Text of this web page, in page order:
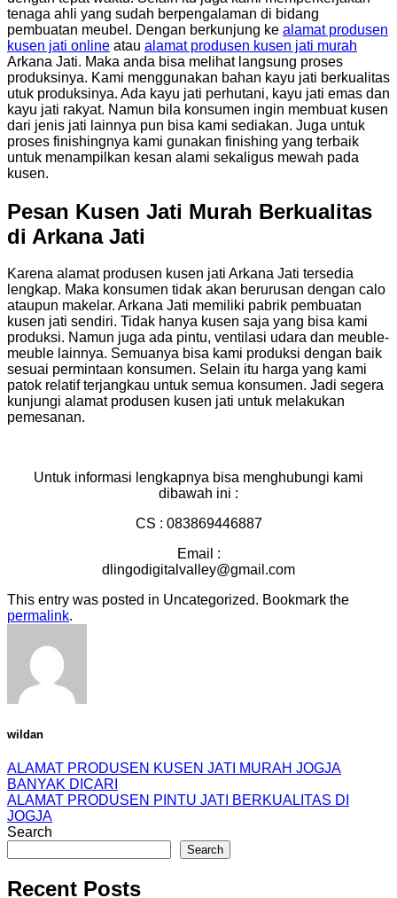
tenaga ahli yang sudah berpengalaman di bidang
pembuatan meubel. Dengan berkunjung ke alamat produsen
kusen jati online atau alamat produsen kusen jati murah
Arkana Jati. Maka anda bisa melihat langsung proses
produksinya. Kami menggunakan bahan kayu jati berkualitas
utuk produksinya. Ada kayu jati perhutani, kayu jati emas dan
kayu jati rakyat. Namun bila konsumen ingin membuat kusen
dari jenis jati lainnya pun bisa kami sediakan. Juga untuk
proses finishingnya kami gunakan finishing yang terbaik
untuk menampilkan kesan alami sekaligus mewah pada
kusen.
Pesan Kusen Jati Murah Berkualitas
di Arkana Jati
Karena alamat produsen kusen jati Arkana Jati tersedia
lengkap. Maka konsumen tidak akan berurusan dengan calo
ataupun makelar. Arkana Jati memiliki pabrik pembuatan
kusen jati sendiri. Tidak hanya kusen saja yang bisa kami
produksi. Namun juga ada pintu, ventilasi udara dan meuble-
meuble lainnya. Semuanya bisa kami produksi dengan baik
sesuai permintaan konsumen. Selain itu harga yang kami
patok relatif terjangkau untuk semua konsumen. Jadi segera
kunjungi alamat produsen kusen jati untuk melakukan
pemesanan.
Untuk informasi lengkapnya bisa menghubungi kami
dibawah ini :
CS : 083869446887
Email :
dlingodigitalvalley@gmail.com
This entry was posted in Uncategorized. Bookmark the
permalink.
wildan
ALAMAT PRODUSEN KUSEN JATI MURAH JOGJA
BANYAK DICARI
ALAMAT PRODUSEN PINTU JATI BERKUALITAS DI
JOGJA
Search
Search
Recent Posts